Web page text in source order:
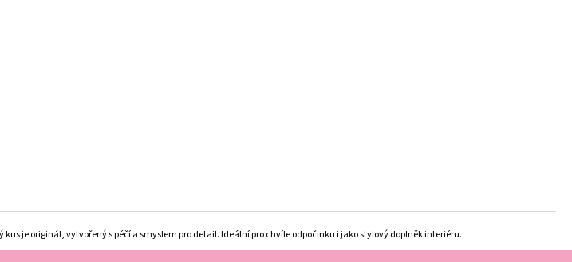
je originál, vytvořený s péčí a smyslem pro detail. Ideální pro chvíle odpočinku i jako stylový doplněk interiéru.